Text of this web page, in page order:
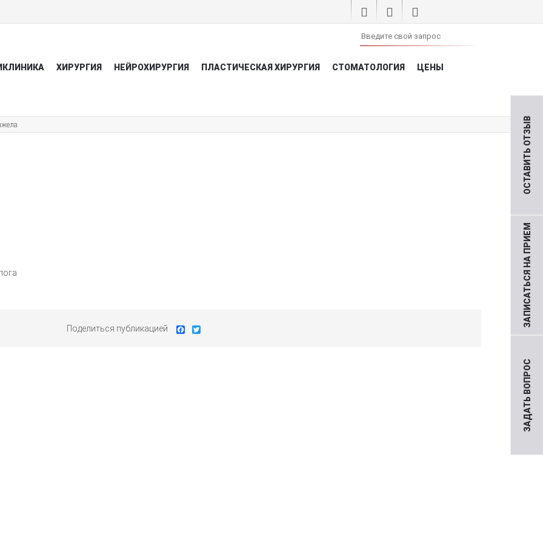
ХИРУРГИЯ НЕЙРОХИРУРГИЯ ПЛАСТИЧЕСКАЯ ХИРУРГИЯ СТОМАТОЛОГИЯ ЦЕНЫ
ЗАДАТЬ ВОПРОС
ЗАПИСАТЬСЯ НА ПРИЕМ
ОСТАВИТЬ ОТЗЫВ
Поделиться публикацией
Facebook
Twitter